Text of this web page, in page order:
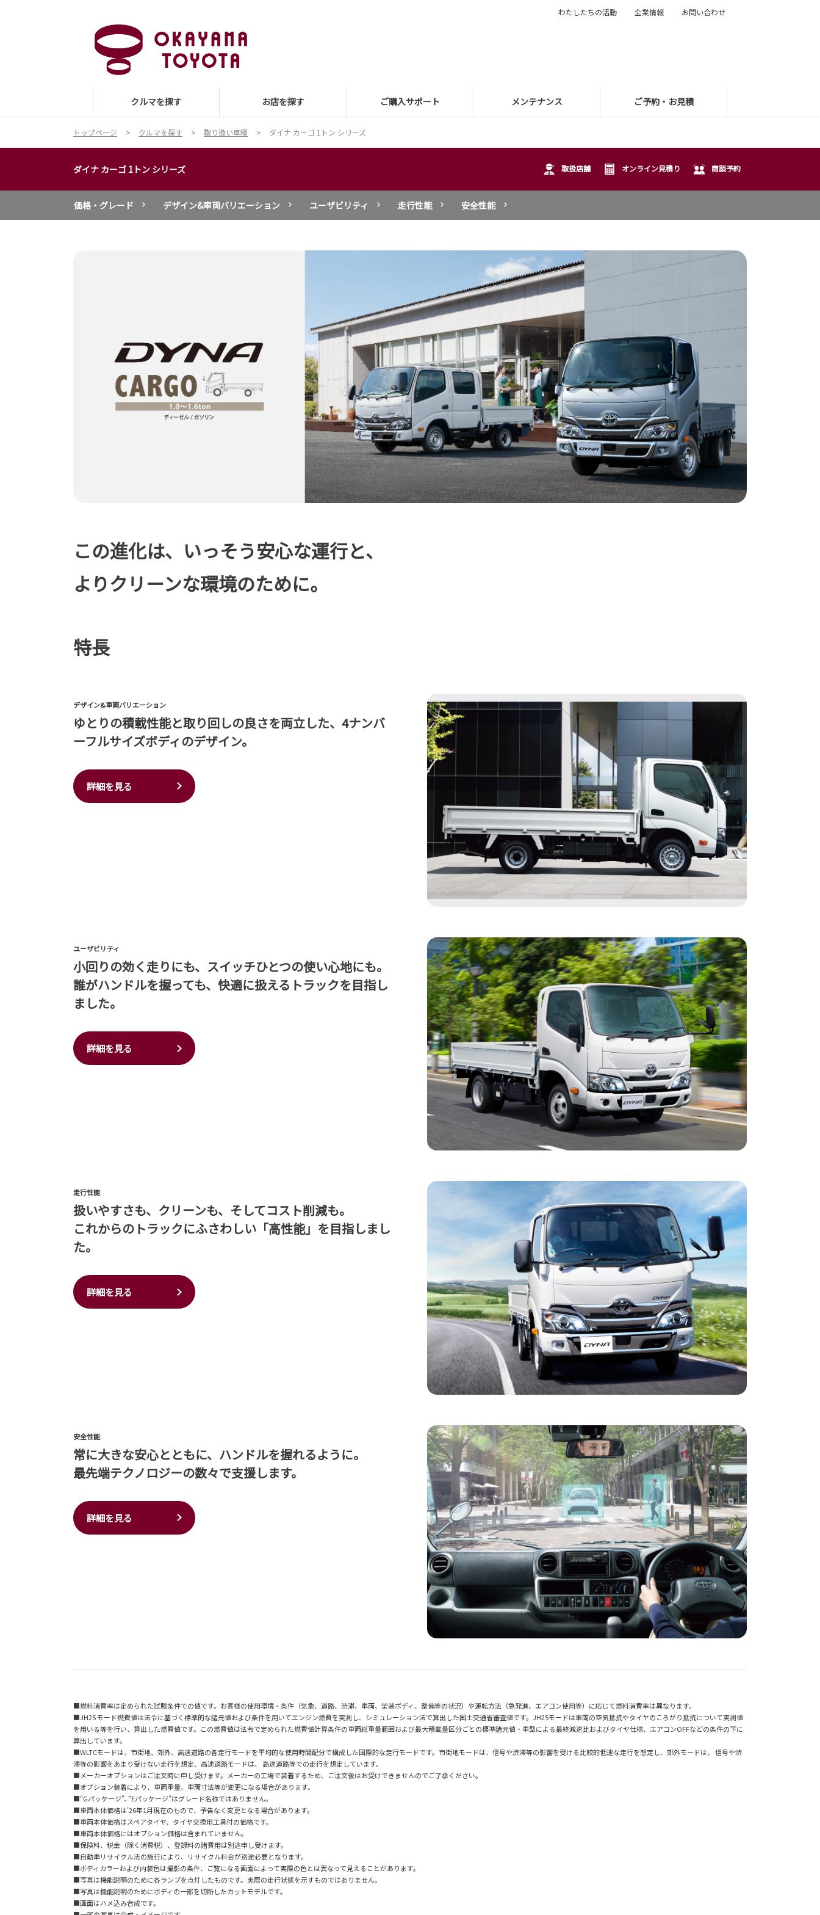
クルマを探す お店を探す ご購入サポート メンテナンス ご予約・お見積
わたしたちの活動 企業情報 お問い合わせ
トップページ クルマを探す 取り扱い車種 ダイナ カーゴ 1トン シリーズ
ダイナ カーゴ 1トン シリーズ 取扱店舗 オンライン見積り 商談予約
価格・グレード デザイン&車両バリエーション ユーザビリティ 走行性能 安全性能
この進化は、いっそう安心な運行と、
よりクリーンな環境のために。
特長
デザイン&車両バリエーション
ゆとりの積載性能と取り回しの良さを両立した、4ナンバ
ーフルサイズボディのデザイン。
詳細を見る
ユーザビリティ
小回りの効く走りにも、スイッチひとつの使い心地にも。
誰がハンドルを握っても、快適に扱えるトラックを目指し
ました。
詳細を見る
走行性能
扱いやすさも、クリーンも、そしてコスト削減も。
これからのトラックにふさわしい「高性能」を目指しまし
た。
詳細を見る
安全性能
常に大きな安心とともに、ハンドルを握れるように。
最先端テクノロジーの数々で支援します。
詳細を見る
■燃料消費率は定められた試験条件での値です。お客様の使用環境・条件（気象、道路、渋滞、車両、架装ボディ、整備等の状況）や運転方法（急発進、エアコン使用等）に応じて燃料消費率は異なります。
■JH25 モード燃費値は法令に基づく標準的な諸元値および条件を用いてエンジン燃費を実測し、シミュレーション法で算出した国土交通省審査値です。JH25モードは車両の空気抵抗やタイヤのころがり抵抗について実測値
を用いる等を行い、算出した燃費値です。この燃費値は法令で定められた燃費値計算条件の車両総重量範囲および最大積載量区分ごとの標準諸元値・車型による最終減速比およびタイヤ仕様、エアコンOFFなどの条件の下に
算出しています。
■WLTCモードは、市街地、郊外、高速道路の各走行モードを平均的な使用時間配分で構成した国際的な走行モードです。市街地モードは、信号や渋滞等の影響を受ける比較的低速な走行を想定し、郊外モードは、 信号や渋
滞等の影響をあまり受けない走行を想定、高速道路モードは、 高速道路等での走行を想定しています。
■メーカーオプションはご注文時に申し受けます。メーカーの工場で装着するため、ご注文後はお受けできませんのでご了承ください。
■オプション装着により、車両重量、車両寸法等が変更になる場合があります。
■“Gパッケージ”､“Eパッケージ”はグレード名称ではありません。
■車両本体価格は’26年1月現在のもので、予告なく変更となる場合があります。
■車両本体価格はスペアタイヤ、タイヤ交換用工具付の価格です。
■車両本体価格にはオプション価格は含まれていません。
■保険料、税金（除く消費税）、登録料の諸費用は別途申し受けます。
■自動車リサイクル法の施行により、リサイクル料金が別途必要となります。
■ボディカラーおよび内装色は撮影の条件、ご覧になる画面によって実際の色とは異なって見えることがあります。
■写真は機能説明のために各ランプを点灯したものです。実際の走行状態を示すものではありません。
■写真は機能説明のためにボディの一部を切断したカットモデルです。
■画面はハメ込み合成です。